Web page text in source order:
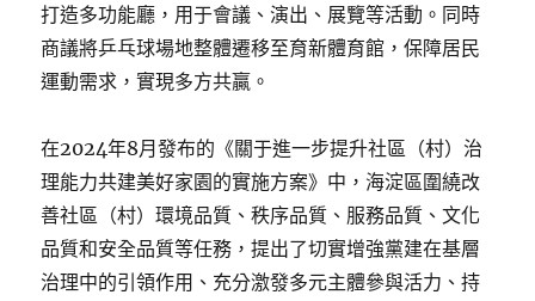
打造多功能廳，用于會議、演出、展覽等活動。同時
商議將乒乓球場地整體遷移至育新體育館，保障居民
運動需求，實現多方共贏。
在2024年8月發布的《關于進一步提升社區（村）治
理能力共建美好家園的實施方案》中，海淀區圍繞改
善社區（村）環境品質、秩序品質、服務品質、文化
品質和安全品質等任務，提出了切實增強黨建在基層
治理中的引領作用、充分激發多元主體參與活力、持